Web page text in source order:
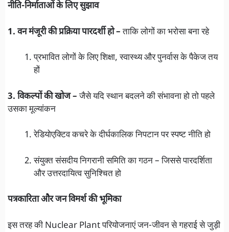
नीति-निर्माताओं के लिए सुझाव
1. वन मंजूरी की प्रक्रिया पारदर्शी हो –ताकि लोगों का भरोसा बना रहे
प्रभावित लोगों के लिए शिक्षा, स्वास्थ्य और पुनर्वास के पैकेज तय
हों
3. विकल्पों की खोज –जैसे यदि स्थान बदलने की संभावना हो तो पहले
उसका मूल्यांकन
रेडियोएक्टिव कचरे के दीर्घकालिक निपटान पर स्पष्ट नीति हो
संयुक्त संसदीय निगरानी समिति का गठन – जिससे पारदर्शिता
और उत्तरदायित्व सुनिश्चित हो
पत्रकारिता और जन विमर्श की भूमिका
इस तरह की Nuclear Plant परियोजनाएं जन-जीवन से गहराई से जुड़ी